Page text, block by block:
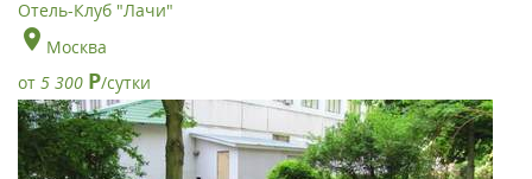
Отель-Клуб "Лачи"
Москва
от 5 300 Р/сутки